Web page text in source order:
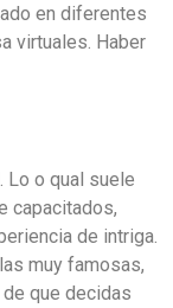
en diferentes
virtuales. Haber
o qual suele
capacitados,
de intriga.
muy famosas,
que decidas